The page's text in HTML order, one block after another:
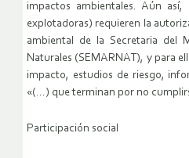
impactos ambientales. Aún
explotadoras) requieren la
ambiental de la Secretaria del
Naturales (SEMARNAT), y para
impacto, estudios de riesgo,
«(…) que terminan por no
Participación social